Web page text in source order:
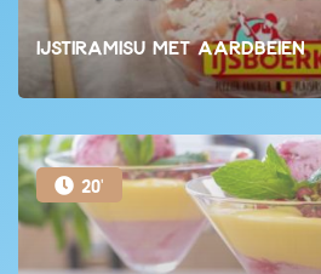
IJstiramisu met aardbeien
20'